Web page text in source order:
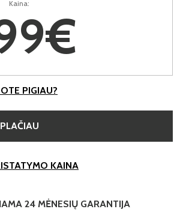
Kaina:
PIGIAU?
PLAČIAU
KAINA
24 MĖNESIŲ GARANTIJA